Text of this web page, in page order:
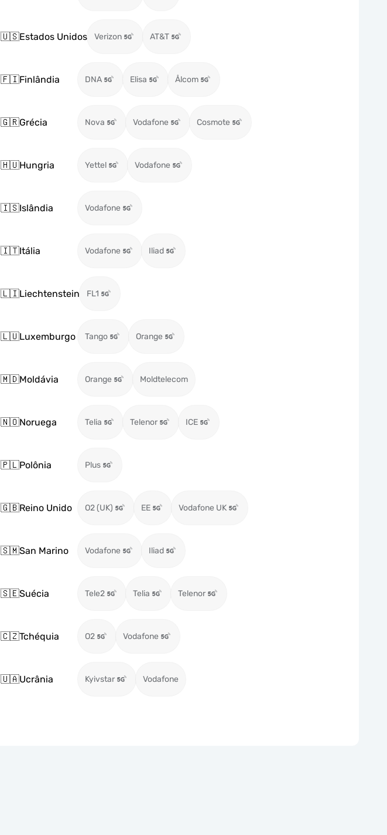
🇺🇸Estados Unidos Verizon AT&T
🇫🇮Finlândia DNA Elisa Ålcom
🇬🇷Grécia Nova Vodafone Cosmote
🇭🇺Hungria Yettel Vodafone
🇮🇸Islândia Vodafone
🇮🇹Itália Vodafone Iliad
🇱🇮Liechtenstein FL1
🇱🇺Luxemburgo Tango Orange
🇲🇩Moldávia Orange Moldtelecom
🇳🇴Noruega Telia Telenor ICE
🇵🇱Polônia Plus
🇬🇧Reino Unido O2 (UK) EE Vodafone UK
🇸🇲San Marino Vodafone Iliad
🇸🇪Suécia Tele2 Telia Telenor
🇨🇿Tchéquia O2 Vodafone
🇺🇦Ucrânia Kyivstar Vodafone